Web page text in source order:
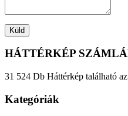
HÁTTÉRKÉP
31 524 Db Háttérkép található
Kategóriák